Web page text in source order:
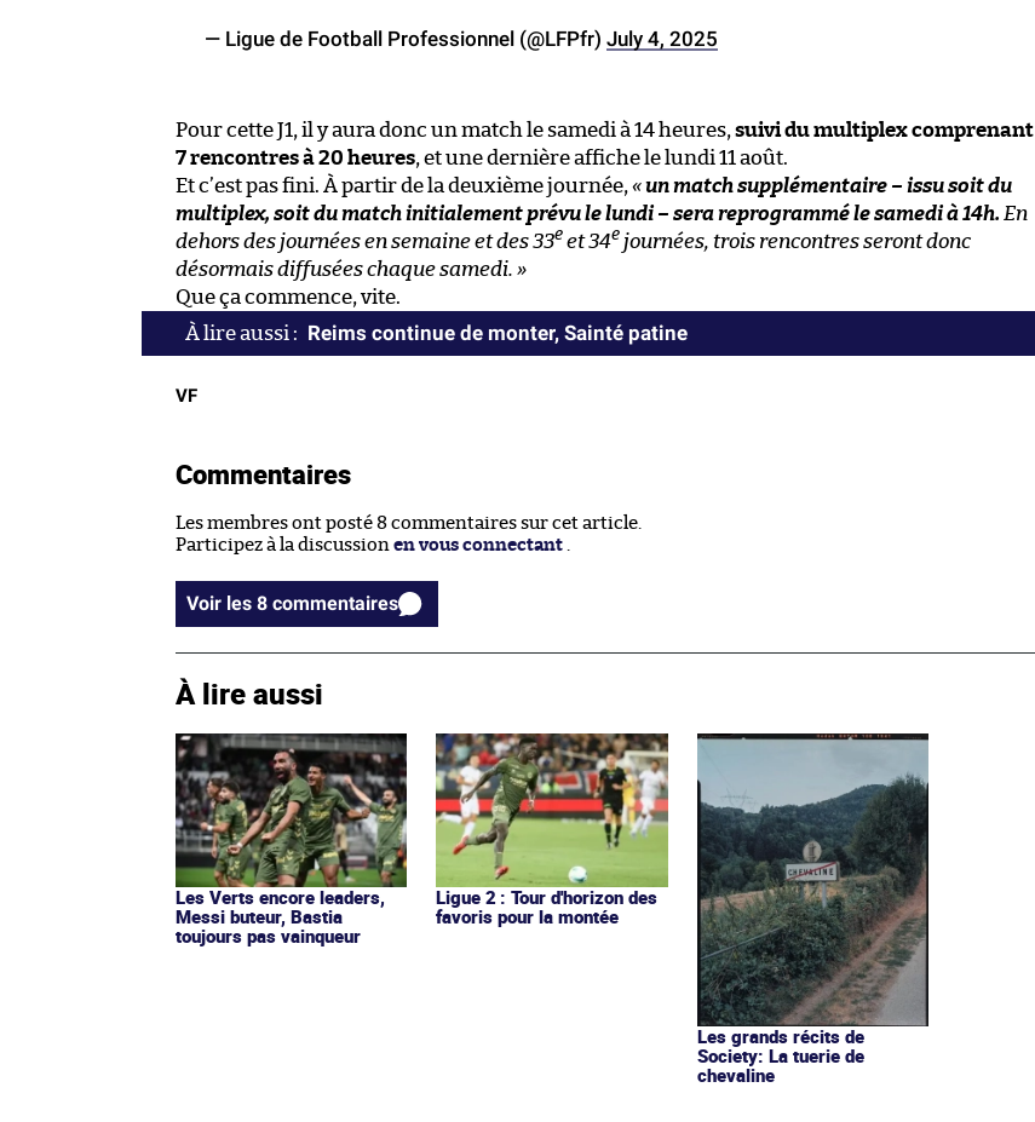
— Ligue de Football Professionnel (@LFPfr) July 4, 2025
Pour cette J1, il y aura donc un match le samedi à 14 heures, suivi du multiplex comprenant
7 rencontres à 20 heures, et une dernière affiche le lundi 11 août.
Et c’est pas fini. À partir de la deuxième journée, «un match supplémentaire – issu soit du
multiplex, soit du match initialement prévu le lundi – sera reprogrammé le samedi à 14h. En
dehors des journées en semaine et des 33e et 34e journées, trois rencontres seront donc
désormais diffusées chaque samedi. »
Que ça commence, vite.
Reims continue de monter, Sainté patine
VF
Commentaires
Les membres ont posté 8 commentaires sur cet article.
Participez à la discussion en vous connectant
Voir les 8 commentaires
À lire aussi
Les Verts encore leaders,
Messi buteur, Bastia
toujours pas vainqueur
Ligue 2 : Tour d'horizon des
favoris pour la montée
Les grands récits de
Society: La tuerie de
chevaline